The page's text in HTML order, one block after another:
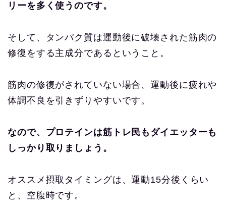
リーを多く使うのです。
そして、タンパク質は運動後に破壊された筋肉の
修復をする主成分であるということ。
筋肉の修復がされていない場合、運動後に疲れや
体調不良を引きずりやすいです。
なので、プロテインは筋トレ民もダイエッターも
しっかり取りましょう。
オススメ摂取タイミングは、運動15分後くらい
と、空腹時です。